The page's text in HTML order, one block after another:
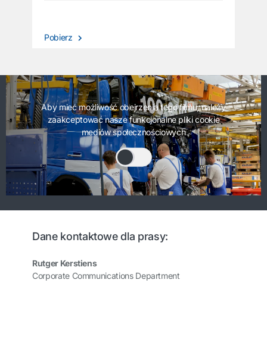
Pobierz
Aby mieć możliwość obejrzenia tego filmu, należy
zaakceptować nasze funkcjonalne pliki cookie
mediów społecznościowych
Dane kontaktowe dla prasy:
Rutger Kerstiens
Corporate Communications Department